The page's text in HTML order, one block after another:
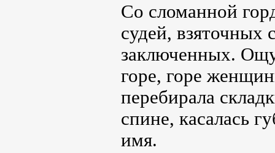
Со сломанной
судей, взяточных
заключенных.
горе, горе
перебирала
спине, касалась
имя.